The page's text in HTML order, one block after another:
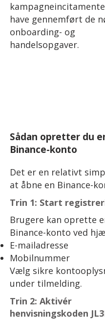
have gennemført de
onboarding- og
handelsopgaver.
Sådan opretter du
Binance-konto
Det er en relativt
at åbne en Binance-
Trin 1: Start
Brugere kan oprette
Binance-konto ved
E-mailadresse
Mobilnummer
Vælg sikre
under tilmelding.
Trin 2: Aktivér
henvisningskoden